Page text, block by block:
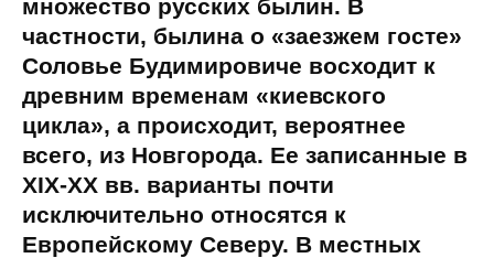
множество русских былин. В
частности, былина о «заезжем госте»
Соловье Будимировиче восходит к
древним временам «киевского
цикла», а происходит, вероятнее
всего, из Новгорода. Ее записанные в
XIX-XХ вв. варианты почти
исключительно относятся к
Европейскому Северу. В местных